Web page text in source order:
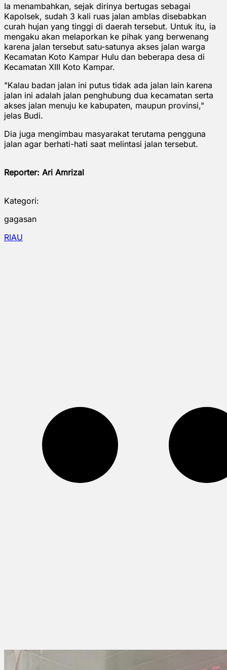
Ia menambahkan, sejak dirinya bertugas sebagai
Kapolsek, sudah 3 kali ruas jalan amblas disebabkan
curah hujan yang tinggi di daerah tersebut. Untuk itu, ia
mengaku akan melaporkan ke pihak yang berwenang
karena jalan tersebut satu-satunya akses jalan warga
Kecamatan Koto Kampar Hulu dan beberapa desa di
Kecamatan XIII Koto Kampar.
"Kalau badan jalan ini putus tidak ada jalan lain karena
jalan ini adalah jalan penghubung dua kecamatan serta
akses jalan menuju ke kabupaten, maupun provinsi,"
jelas Budi.
Dia juga mengimbau masyarakat terutama pengguna
jalan agar berhati-hati saat melintasi jalan tersebut.
Reporter: Ari Amrizal
Kategori:
gagasan
RIAU